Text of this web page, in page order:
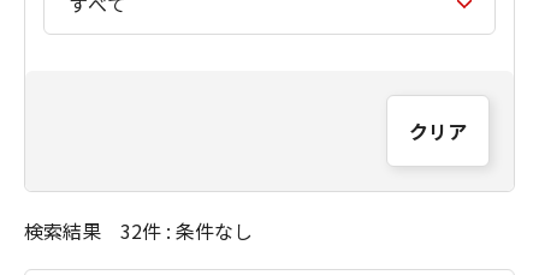
クリア
検索結果 32件 : 条件なし